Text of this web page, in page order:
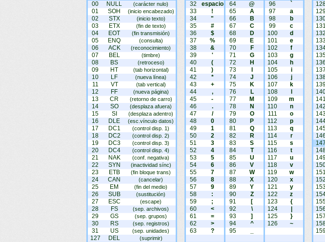
00 NULL (carácter nulo)
01 SOH (inicio encabezado)
02 STX (inicio texto)
03 ETX (fin de texto)
04 EOT (fin transmisión)
05 ENQ (consulta)
06 ACK (reconocimiento)
07 BEL (timbre)
08 BS (retroceso)
09 HT (tab horizontal)
10 LF (nueva línea)
11 VT (tab vertical)
12 FF (nueva página)
13 CR (retorno de carro)
14 SO (desplaza afuera)
15 SI (desplaza adentro)
16 DLE (esc.vínculo datos)
17 DC1 (control disp. 1)
18 DC2 (control disp. 2)
19 DC3 (control disp. 3)
20 DC4 (control disp. 4)
21 NAK (conf. negativa)
22 SYN (inactividad sínc)
23 ETB (fin bloque trans)
24 CAN (cancelar)
25 EM (fin del medio)
26 SUB (sustitución)
27 ESC (escape)
28 FS (sep. archivos)
29 GS (sep. grupos)
30 RS (sep. registros)
31 US (sep. unidades)
127 DEL (suprimir)
32
espacio
33
!
34
"
35
#
36
$
37
%
38
&
39
'
40
(
41
)
42
*
43
+
44
,
45
-
46
.
47
/
48
0
49
1
50
2
51
3
52
4
53
5
54
6
55
7
56
8
57
9
58
:
59
;
60
<
61
=
62
>
63
?
64
@
65
A
66
B
67
C
68
D
69
E
70
F
71
G
72
H
73
74
J
75
K
76
L
77
M
78
N
79
O
80
P
81
Q
82
R
83
S
84
T
85
U
86
V
87
W
88
X
89
Y
90
Z
91
[
92
\
93
]
94
^
95
96
`
97
a
98
b
99
c
100
d
101
e
102
f
103
g
104
h
105
i
106
j
107
k
108
109
m
110
n
111
o
112
p
113
q
114
r
115
s
116
t
117
u
118
v
119
w
120
x
121
y
122
z
123
{
124
125
}
126
~
131
132
136
137
141
142
146
147
151
152
156
157